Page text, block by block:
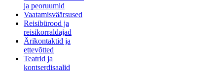
ja peoruumid
Vaatamisväärsused
Reisibürood ja
reisikorraldajad
Ärikontaktid ja
ettevõtted
Teatrid ja
kontserdisaalid